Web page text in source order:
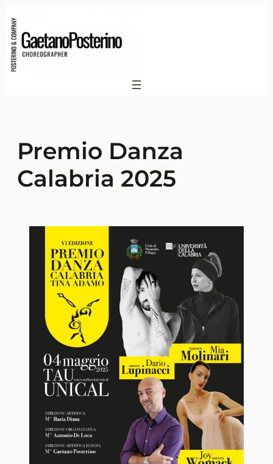
Premio Danza
Calabria 2025